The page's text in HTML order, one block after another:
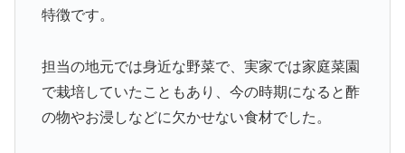
特徴です。
担当の地元では身近な野菜で、実家では家庭菜園
で栽培していたこともあり、今の時期になると酢
の物やお浸しなどに欠かせない食材でした。